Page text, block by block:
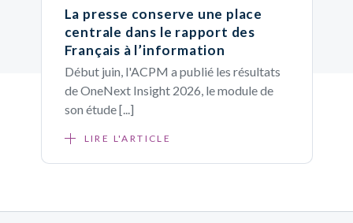
La presse conserve une place
centrale dans le rapport des
Français à l’information
Début juin, l'ACPM a publié les résultats
de OneNext Insight 2026, le module de
son étude [...]
LIRE L'ARTICLE